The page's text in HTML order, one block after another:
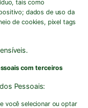
tais como
dados de uso da
de cookies, pixel tags
com terceiros
Pessoais:
você selecionar ou optar